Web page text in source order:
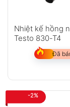
Nhiệt kế hồng
Testo 830-T4
Đã
-2%